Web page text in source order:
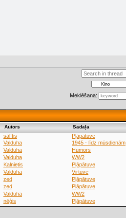
Meklēšana:
Аutors Sadaļa
sālītis Pļāpātuve
Valduha 1945 - līdz mūsdienām
Valduha Humors
Valduha WW2
Kalnietis Pļāpātuve
Valduha Virtuve
zed Pļāpātuve
zed Pļāpātuve
Valduha WW2
nēģis Pļāpātuve